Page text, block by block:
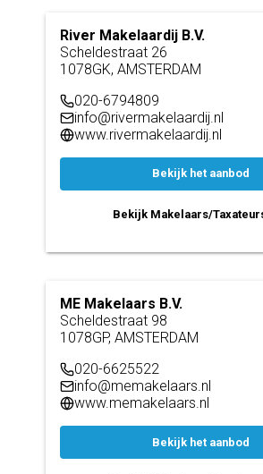
River Makelaardij B.V.
Scheldestraat 26
1078GK, AMSTERDAM
020-6794809
info@rivermakelaardij.nl
www.rivermakelaardij.nl
Bekijk het aanbod
Bekijk Makelaars/
ME Makelaars B.V.
Scheldestraat 98
1078GP, AMSTERDAM
020-6625522
info@memakelaars.nl
www.memakelaars.nl
Bekijk het aanbod